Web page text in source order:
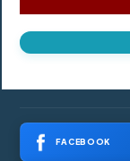
FACEBOOK